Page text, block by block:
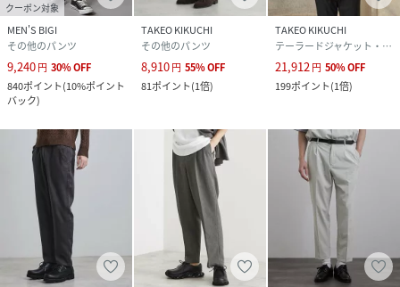
クーポン対象
MEN'S BIGI
その他のパンツ
9,240円 30%OFF
840ポイント(10%ポイント
バック)
TAKEO KIKUCHI
その他のパンツ
8,910円 55%OFF
81ポイント(1倍)
TAKEO KIKUCHI
テーラードジャケット・ブレザー
21,912円 50%OFF
199ポイント(1倍)